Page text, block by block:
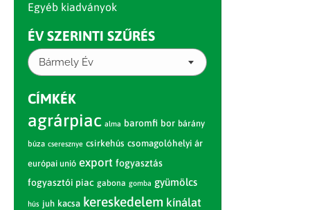
Egyéb kiadványok
ÉV SZERINTI SZŰRÉS
Bármely Év
CÍMKÉK
agrárpiac alma baromfi bor bárány
búza cseresznye csirkehús csomagolóhelyi ár
európai unió export fogyasztás
fogyasztói piac gabona gomba gyümölcs
hús juh kacsa kereskedelem kínálat